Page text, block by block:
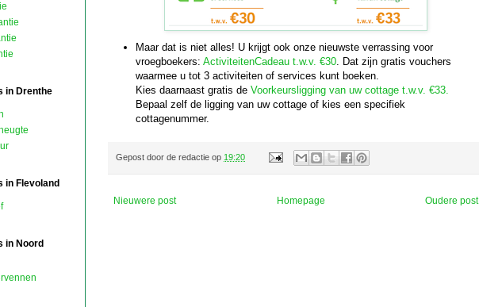
Maar dat is niet alles! U krijgt ook onze nieuwste verrassing voor
vroegboekers: ActiviteitenCadeau t.w.v. €30 . Dat zijn gratis vouchers
waarmee u tot 3 activiteiten of services kunt boeken.
Kies daarnaast gratis de Voorkeursligging van uw cottage t.w.v. €33.
Bepaal zelf de ligging van uw cottage of kies een specifiek
cottagenummer.
Gepost door de redactie op 19:20
Nieuwere post Oudere post
Homepage
in Drenthe
in Flevoland
in Noord